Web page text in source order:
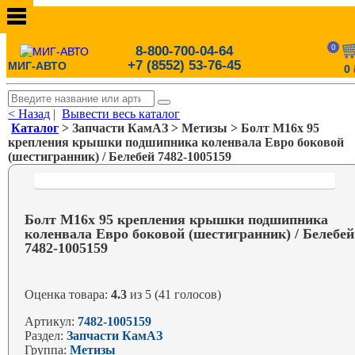
МИГ-АВТО
8-800-700-04-64
+7 (8552) 53-76-45
0
0
< Назад |Вывести весь каталог
Каталог > Запчасти КамАЗ > Метизы > Болт М16х 95
крепления крышки подшипника коленвала Евро боковой
(шестигранник) / Белебей 7482-1005159
Болт М16х 95 крепления крышки подшипника
коленвала Евро боковой (шестигранник) / Белебей
7482-1005159
Оценка товара:4.3 из 5 (41 голосов)
Артикул: 7482-1005159
Раздел:Запчасти КамАЗ
Группа:Метизы